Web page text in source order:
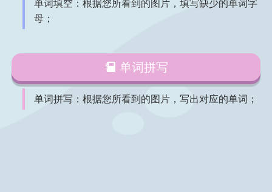
单词填空：根据您所看到的图片，填写缺少的单词字
母；
单词拼写
单词拼写：根据您所看到的图片，写出对应的单词；